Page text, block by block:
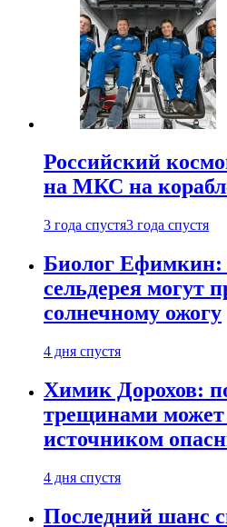
Российский
на МКС на
3 года спустя3 года спустя
Биолог Ефимкин:
сельдерея могут
солнечному ожогу
4 дня спустя
Химик Дорохов:
трещинами может
источником
4 дня спустя
Последний шанс